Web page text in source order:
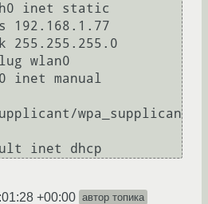
wlan0
inet manual
wpa_supplican
+00:00 автор топика